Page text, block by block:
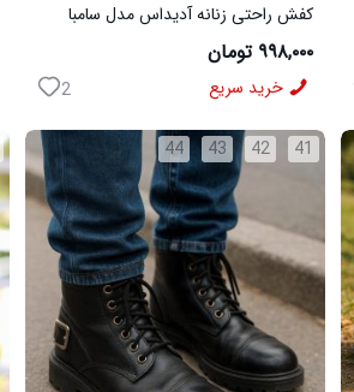
کفش راحتی زنانه آدیداس مدل سامبا
مشکی
۹۹۸,۰۰۰ تومان
خرید سریع 2
41
42
43
44